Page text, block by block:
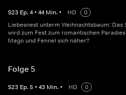
S23 Ep.4 • 44 Min. • HD
0
Liebesnest unterm Weihnachtsbaum: Das
wird zum Fest zum romantischen
Mago und Fennel sich näher?
Folge 5
S23 Ep.5 • 43 Min. • HD
0